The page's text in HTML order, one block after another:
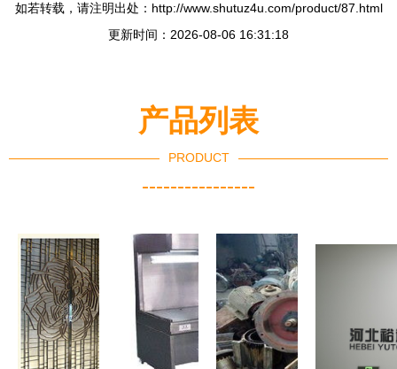
如若转载，请注明出处：http://www.shutuz4u.com/product/87.html
更新时间：2026-08-06 16:31:18
产品列表
PRODUCT
----------------